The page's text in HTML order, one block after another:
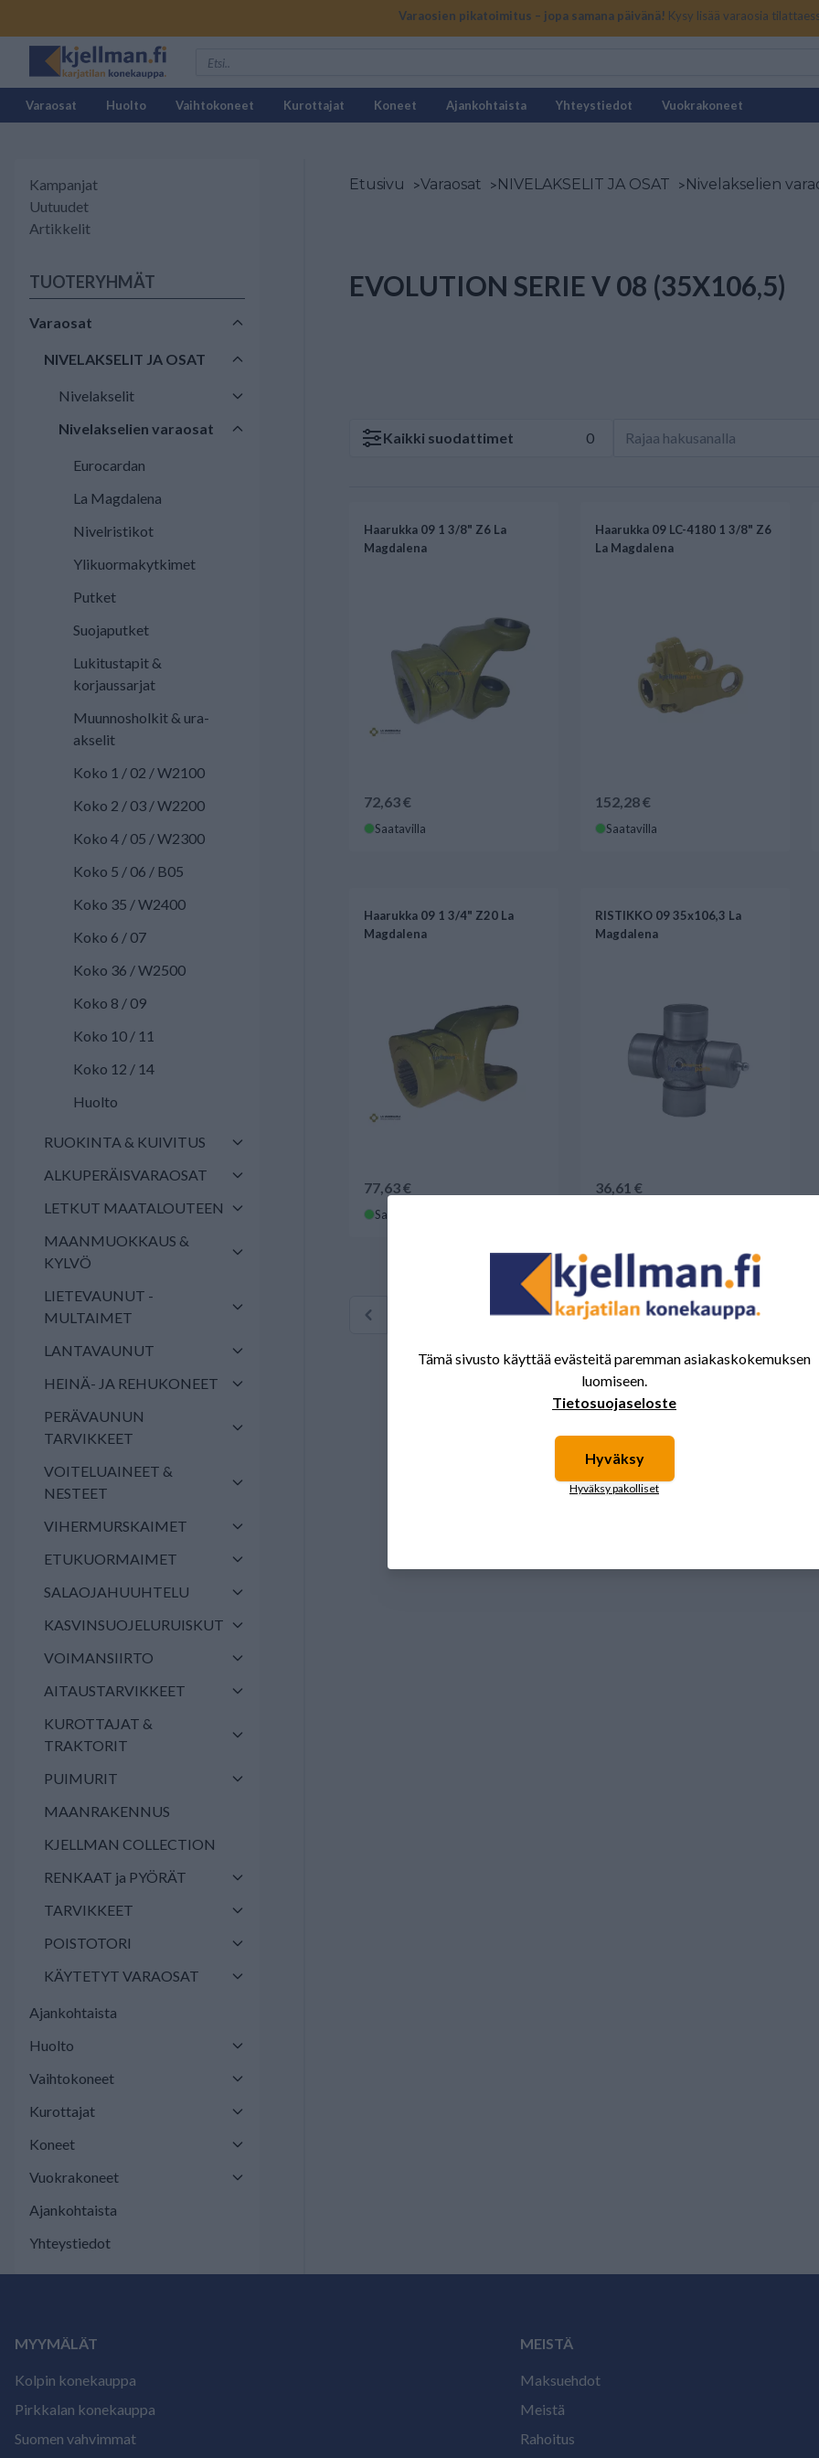
Varaosien pikatoimitus – jopa samana päivänä! Kysy lisää varaosia
Varaosat Huolto Vaihtokoneet Kurottajat Koneet Ajankohtaista Yhteystiedot Vuokrakoneet
Kampanjat
Uutuudet
Artikkelit
TUOTERYHMÄT
Varaosat
NIVELAKSELIT JA OSAT
Nivelakselit
Nivelakselien varaosat
Eurocardan
La Magdalena
Nivelristikot
Ylikuormakytkimet
Putket
Suojaputket
Lukitustapit &
korjaussarjat
Muunnosholkit & ura-
akselit
Koko 1 / 02 / W2100
Koko 2 / 03 / W2200
Koko 4 / 05 / W2300
Koko 5 / 06 / B05
Koko 35 / W2400
Koko 6 / 07
Koko 36 / W2500
Koko 8 / 09
Koko 10 / 11
Koko 12 / 14
Huolto
RUOKINTA & KUIVITUS
ALKUPERÄISVARAOSAT
LETKUT MAATALOUTEEN
MAANMUOKKAUS &
KYLVÖ
LIETEVAUNUT -
MULTAIMET
LANTAVAUNUT
HEINÄ- JA REHUKONEET
PERÄVAUNUN
TARVIKKEET
VOITELUAINEET &
NESTEET
VIHERMURSKAIMET
ETUKUORMAIMET
SALAOJAHUUHTELU
KASVINSUOJELURUISKUT
VOIMANSIIRTO
AITAUSTARVIKKEET
KUROTTAJAT &
TRAKTORIT
PUIMURIT
MAANRAKENNUS
KJELLMAN COLLECTION
RENKAAT ja PYÖRÄT
TARVIKKEET
POISTOTORI
KÄYTETYT VARAOSAT
Ajankohtaista
Huolto
Vaihtokoneet
Kurottajat
Koneet
Vuokrakoneet
Ajankohtaista
Yhteystiedot
Etusivu >Varaosat >NIVELAKSELIT JA OSAT >Nivelakselien
EVOLUTION SERIE V 08 (35X106,5)
Kaikki suodattimet 0
Haarukka 09 1 3/8" Z6 La
Magdalena
72,63 €
Saatavilla
Haarukka 09 LC-4180 1 3/8" Z6
La Magdalena
152,28 €
Saatavilla
Haarukka 09 1 3/4" Z20 La
Magdalena
77,63 €
Saatavilla
RISTIKKO 09 35x106,3 La
Magdalena
36,61 €
MYYMÄLÄT
Kolpin konekauppa
Pirkkalan konekauppa
Suomen vahvimmat
MEISTÄ
Maksuehdot
Meistä
Rahoitus
Tämä sivusto käyttää evästeitä paremman asiakaskokemuksen
luomiseen.
Tietosuojaseloste
Hyväksy
Hyväksy pakolliset